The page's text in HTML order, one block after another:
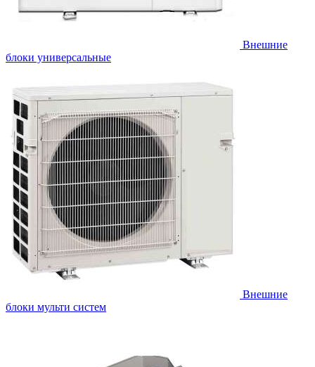
Внешние
блоки универсальные
Внешние
блоки мульти систем